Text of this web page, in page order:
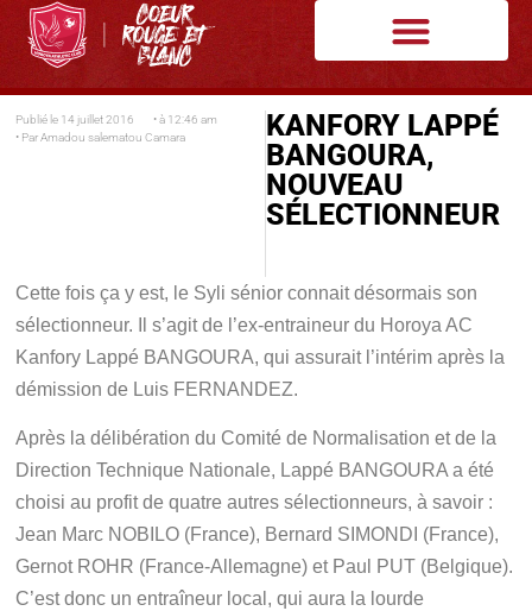
Publié le 14 juillet 2016 • à 12:46 am
• ParAmadou salematou Camara
KANFORY LAPPÉ
BANGOURA,
NOUVEAU
SÉLECTIONNEUR
Cette fois ça y est, le Syli sénior connait désormais son
sélectionneur. Il s’agit de l’ex-entraineur du Horoya AC
Kanfory Lappé BANGOURA, qui assurait l’intérim après la
démission de Luis FERNANDEZ.
Après la délibération du Comité de Normalisation et de la
Direction Technique Nationale, Lappé BANGOURA a été
choisi au profit de quatre autres sélectionneurs, à savoir :
Jean Marc NOBILO (France), Bernard SIMONDI (France),
Gernot ROHR (France-Allemagne) et Paul PUT (Belgique).
C’est donc un entraîneur local, qui aura la lourde